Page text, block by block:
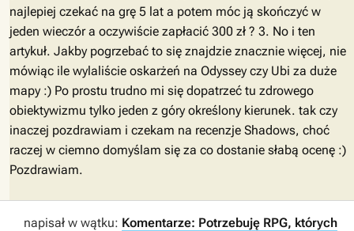
najlepiej czekać na grę 5 lat a potem móc ją skończyć w
jeden wieczór a oczywiście zapłacić 300 zł ? 3. No i ten
artykuł. Jakby pogrzebać to się znajdzie znacznie więcej, nie
mówiąc ile wylaliście oskarżeń na Odyssey czy Ubi za duże
mapy :) Po prostu trudno mi się dopatrzeć tu zdrowego
obiektywizmu tylko jeden z góry określony kierunek. tak czy
inaczej pozdrawiam i czekam na recenzje Shadows, choć
raczej w ciemno domyślam się za co dostanie słabą ocenę :)
Pozdrawiam.
napisał w wątku: Komentarze: Potrzebuję RPG, których